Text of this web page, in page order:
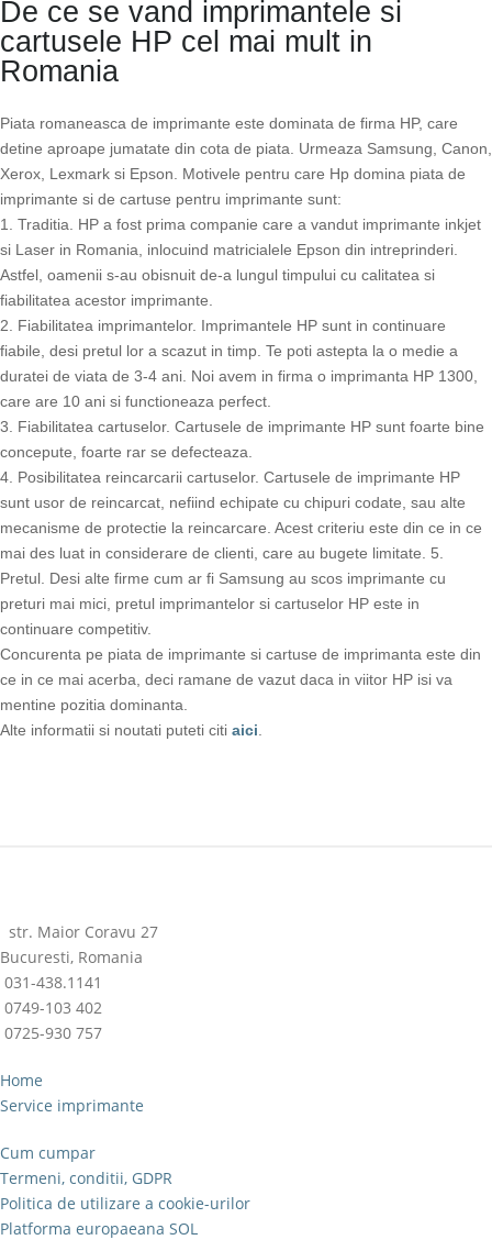
De ce se vand imprimantele si
cartusele HP cel mai mult in
Romania
Piata romaneasca de imprimante este dominata de firma HP, care
detine aproape jumatate din cota de piata. Urmeaza Samsung, Canon,
Xerox, Lexmark si Epson. Motivele pentru care Hp domina piata de
imprimante si de cartuse pentru imprimante sunt:
1. Traditia. HP a fost prima companie care a vandut imprimante inkjet
si Laser in Romania, inlocuind matricialele Epson din intreprinderi.
Astfel, oamenii s-au obisnuit de-a lungul timpului cu calitatea si
fiabilitatea acestor imprimante.
2. Fiabilitatea imprimantelor. Imprimantele HP sunt in continuare
fiabile, desi pretul lor a scazut in timp. Te poti astepta la o medie a
duratei de viata de 3-4 ani. Noi avem in firma o imprimanta HP 1300,
care are 10 ani si functioneaza perfect.
3. Fiabilitatea cartuselor. Cartusele de imprimante HP sunt foarte bine
concepute, foarte rar se defecteaza.
4. Posibilitatea reincarcarii cartuselor. Cartusele de imprimante HP
sunt usor de reincarcat, nefiind echipate cu chipuri codate, sau alte
mecanisme de protectie la reincarcare. Acest criteriu este din ce in ce
mai des luat in considerare de clienti, care au bugete limitate. 5.
Pretul. Desi alte firme cum ar fi Samsung au scos imprimante cu
preturi mai mici, pretul imprimantelor si cartuselor HP este in
continuare competitiv.
Concurenta pe piata de imprimante si cartuse de imprimanta este din
ce in ce mai acerba, deci ramane de vazut daca in viitor HP isi va
mentine pozitia dominanta.
Alte informatii si noutati puteti citi aici
str. Maior Coravu 27
Bucuresti, Romania
031-438.1141
0749-103 402
0725-930 757
Home
Service imprimante
Cum cumpar
Termeni, conditii, GDPR
Politica de utilizare a cookie-urilor
Platforma europaeana SOL